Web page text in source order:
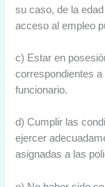
su caso, de la
acceso al empleo
c) Estar en
correspondientes
funcionario.
d) Cumplir las
ejercer
asignadas a las